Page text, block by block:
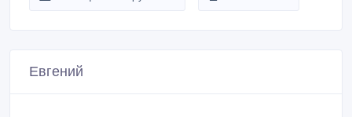
Евгений